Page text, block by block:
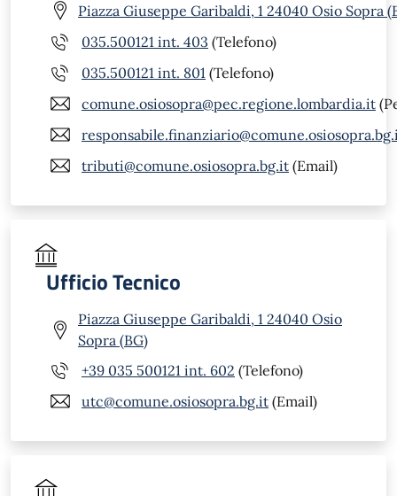
Piazza Giuseppe Garibaldi, 1 24040 Osio Sopra
035.500121 int. 403 (Telefono)
035.500121 int. 801 (Telefono)
comune.osiosopra@pec.regione.lombardia.it
tributi@comune.osiosopra.bg.it (Email)
Ufficio Tecnico
Piazza Giuseppe Garibaldi, 1 24040 Osio
Sopra (BG)
+39 035 500121 int. 602 (Telefono)
utc@comune.osiosopra.bg.it (Email)